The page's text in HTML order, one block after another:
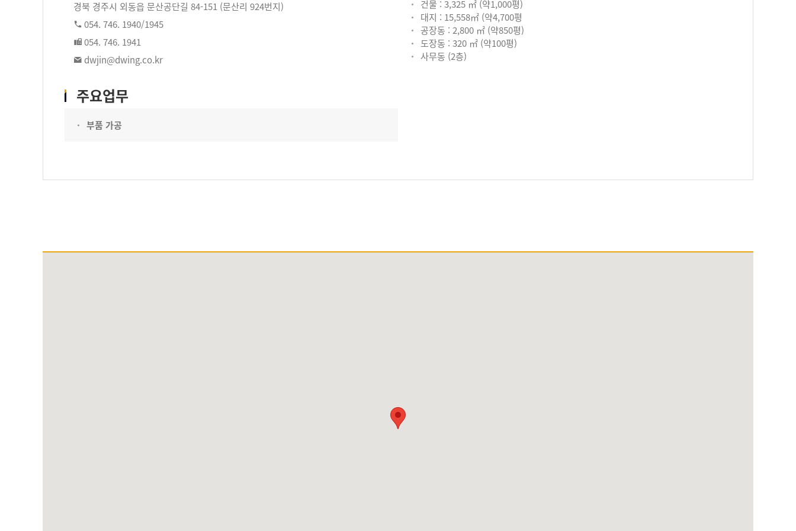
경북 경주시 외동읍 문산공단길 84-151 (문산리 924번지)
054. 746. 1940/1945
054. 746. 1941
dwjin@dwing.co.kr
주요업무
부품 가공
건물 : 3,325 ㎡ (약1,000평)
대지 : 15,558㎡ (약4,700평
공장동 : 2,800 ㎡ (약850평)
도장동 : 320 ㎡ (약100평)
사무동 (2층)